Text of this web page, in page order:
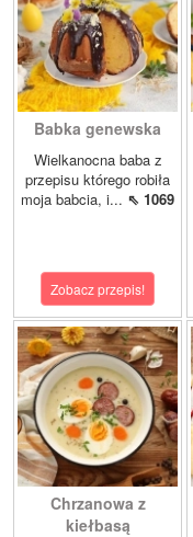
Babka genewska
Wielkanocna baba z
przepisu którego robiła
moja babcia, i... ⇖ 1069
Zobacz przepis!
Chrzanowa z
kiełbasą